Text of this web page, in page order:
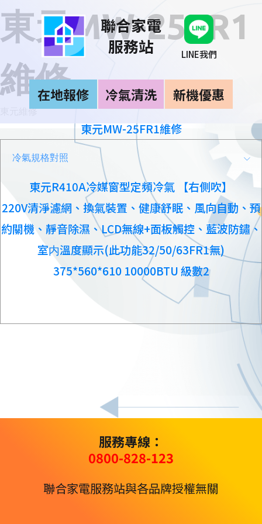
聯合家電
服務站
LINE我們
在地報修 冷氣清洗 新機優惠
東元MW-25FR1
維修
東元維修
東元MW-25FR1維修
冷氣規格對照
東元R410A冷媒窗型定頻冷氣 【右側吹】
220V清淨濾網、換氣裝置、健康舒眠、風向自動、預
約關機、靜音除濕、LCD無線+面板觸控、藍波防鏽、
室内溫度顯示(此功能32/50/63FR1無)
375*560*610 10000BTU 級數2
服務專線：
0800-828-123
聯合家電服務站與各品牌授權無關